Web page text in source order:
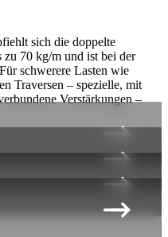
sich die doppelte
zu 70 kg/m und ist bei der
schwerere Lasten wie
Traversen – spezielle, mit
Verstärkungen –